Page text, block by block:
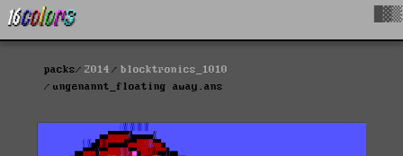
packs 2014
blocktronics_1010
ungenannt_floating away.ans